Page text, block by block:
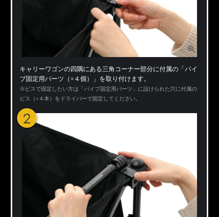
キャリーワゴンの四隅にある三角コーナー部分に付属の「パイ
プ固定用パーツ（×４個）」を取り付けます。
※ビスで固定したい方は「パイプ固定用パーツ」に設けられた穴に付属の
ビス（×４本）をドライバーで固定してください。
2